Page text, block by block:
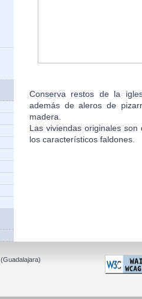
Conserva restos de la
además de aleros de
madera.
Las viviendas originales
los característicos faldones.
(Guadalajara)